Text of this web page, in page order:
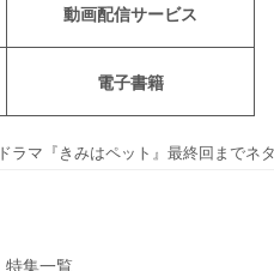
動画配信サービス
電子書籍
ドラマ『きみはペット』最終回まで
特集一覧